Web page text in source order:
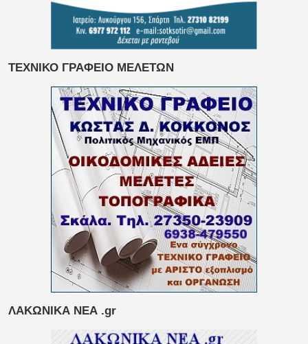
ΤΕΧΝΙΚΟ ΓΡΑΦΕΙΟ ΜΕΛΕΤΩΝ
ΛΑΚΩΝΙΚΑ ΝΕΑ .gr